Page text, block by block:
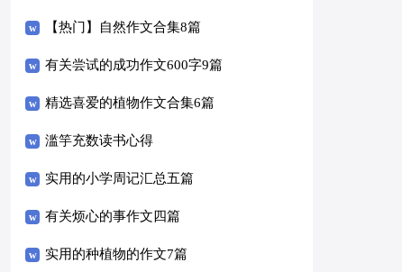
【热门】自然作文合集8篇
有关尝试的成功作文600字9篇
精选喜爱的植物作文合集6篇
滥竽充数读书心得
实用的小学周记汇总五篇
有关烦心的事作文四篇
实用的种植物的作文7篇